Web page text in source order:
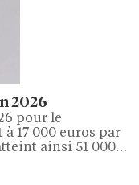
2026
pour le
à 17 000 euros par
ainsi 51 000
une entrée directe